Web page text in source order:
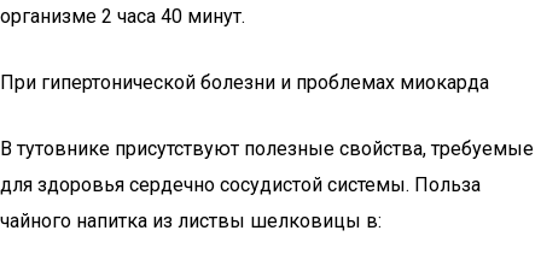
организме 2 часа 40 минут.
При гипертонической болезни и проблемах миокарда
В тутовнике присутствуют полезные свойства, требуемые
для здоровья сердечно сосудистой системы. Польза
чайного напитка из листвы шелковицы в: